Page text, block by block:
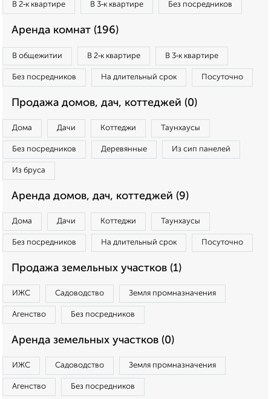
В 2‑к квартире В 3‑к квартире Без посредников
Аренда комнат (196)
В общежитии В 2‑к квартире В 3‑к квартире
Без посредников На длительный срок Посуточно
Продажа домов, дач, коттеджей (0)
Дома Дачи Коттеджи Таунхаусы
Без посредников Деревянные Из сип панелей
Из бруса
Аренда домов, дач, коттеджей (9)
Дома Дачи Коттеджи Таунхаусы
Без посредников На длительный срок Посуточно
Продажа земельных участков (1)
ИЖС Садоводство Земля промназначения
Агенство Без посредников
Аренда земельных участков (0)
ИЖС Садоводство Земля промназначения
Агенство Без посредников